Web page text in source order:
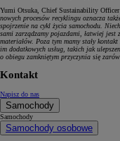
Yumi Otsuka, Chief Sustainability
nowych procesów recyklingu oznacza
spojrzenie na cykl życia samochodu.
sami zarządzamy pojazdami, łatwiej jest
materiałów. Poza tym mamy stały
im dodatkowych usług, takich jak
o obiegu zamkniętym przyczynia się
Kontakt
Napisz do nas
Samochody
Samochody
Samochody osobowe